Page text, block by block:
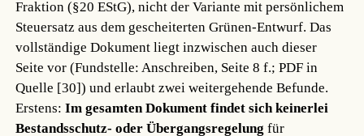
Fraktion (§20 EStG), nicht der Variante mit persönlichem
Steuersatz aus dem gescheiterten Grünen-Entwurf. Das
vollständige Dokument liegt inzwischen auch dieser
Seite vor (Fundstelle: Anschreiben, Seite 8 f.; PDF in
Quelle [30]) und erlaubt zwei weitergehende Befunde.
Erstens:Im gesamten Dokument findet sich keinerlei
Bestandsschutz- oder Übergangsregelung für